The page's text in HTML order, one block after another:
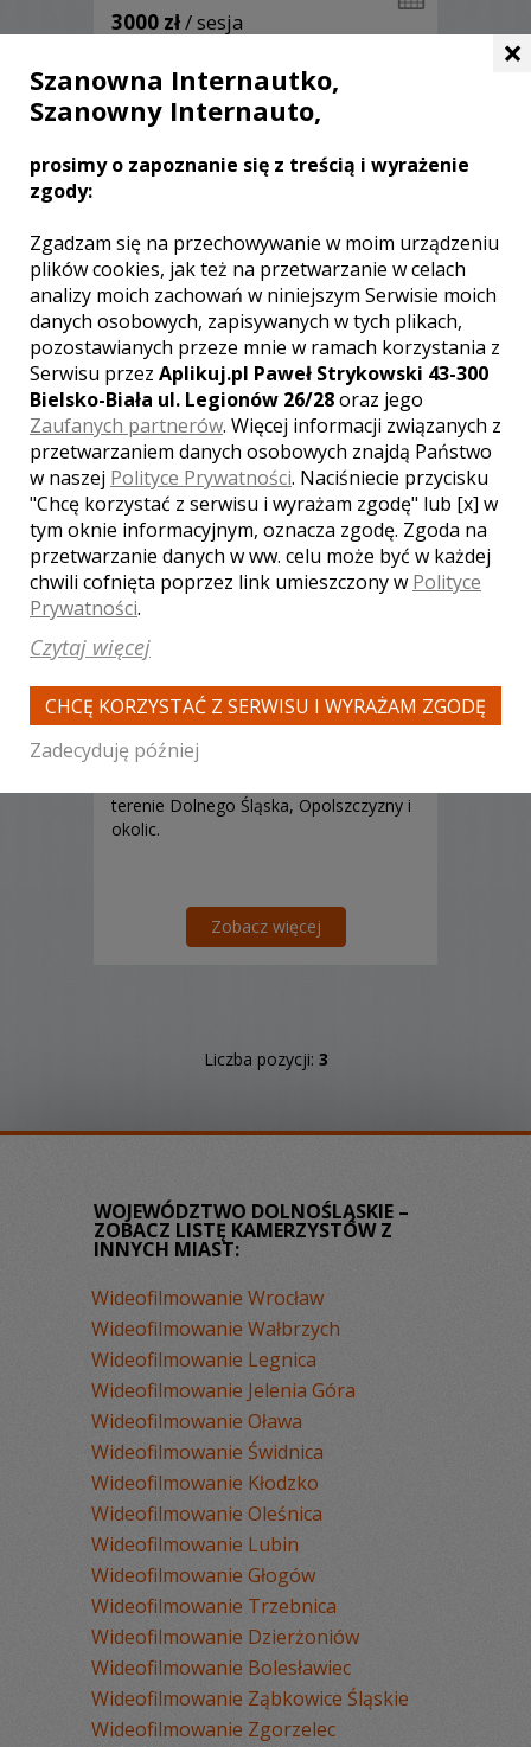
3000 zł/ sesja
Poleceń: 28
Specjalizuję się w reportażu ślubnym,
serdecznie zapraszam do zapoznania
się z moimi pracami.
Zobacz więcej
Krzysztof - kamerzysta
Przyłęk
2500 zł
Ocena:0,00 / 5
(0 opinii)
Poleceń: 0
Szukasz Kamerzysty na swoje wesele?
terenie Dolnego Śląska, Opolszczyzny i
okolic.
Zobacz więcej
Liczba pozycji: 3
WOJEWÓDZTWO DOLNOŚLĄSKIE –
ZOBACZ LISTĘ KAMERZYSTÓW Z
INNYCH MIAST:
Wideofilmowanie Wrocław
Wideofilmowanie Wałbrzych
Wideofilmowanie Legnica
Wideofilmowanie Jelenia Góra
Wideofilmowanie Oława
Wideofilmowanie Świdnica
Wideofilmowanie Kłodzko
Wideofilmowanie Oleśnica
Wideofilmowanie Lubin
Wideofilmowanie Głogów
Wideofilmowanie Trzebnica
Wideofilmowanie Dzierżoniów
Wideofilmowanie Bolesławiec
Wideofilmowanie Ząbkowice Śląskie
Wideofilmowanie Zgorzelec
×
Szanowna Internautko,
Szanowny Internauto,
prosimy o zapoznanie się z treścią i wyrażenie
zgody:
Zgadzam się na przechowywanie w moim urządzeniu
plików cookies, jak też na przetwarzanie w celach
analizy moich zachowań w niniejszym Serwisie moich
danych osobowych, zapisywanych w tych plikach,
pozostawianych przeze mnie w ramach korzystania z
Serwisu przez Aplikuj.pl Paweł Strykowski 43-300
Bielsko-Biała ul. Legionów 26/28oraz jego
Zaufanych partnerów. Więcej informacji związanych z
przetwarzaniem danych osobowych znajdą Państwo
w naszej Polityce Prywatności. Naciśniecie przycisku
"Chcę korzystać z serwisu i wyrażam zgodę" lub [x] w
tym oknie informacyjnym, oznacza zgodę. Zgoda na
przetwarzanie danych w ww. celu może być w każdej
chwili cofnięta poprzez link umieszczony w Polityce
Prywatności.
Czytaj więcej
CHCĘ KORZYSTAĆ Z SERWISU I WYRAŻAM ZGODĘ
Zadecyduję później